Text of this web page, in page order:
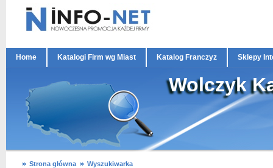
Home Katalogi Firm wg Miast Katalog Franczyz Sklepy
Wolczyk
Strona główna Wyszukiwarka